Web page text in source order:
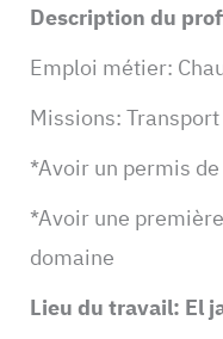
Description du
Emploi métier:
Missions:
*Avoir un permis
*Avoir une
domaine
Lieu du travail: El